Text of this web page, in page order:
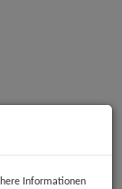
Informationen